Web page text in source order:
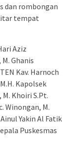
dan rombongan
tempat
Aziz
Ghanis
Kav. Harnoch
Kapolsek
M. Khoiri S.Pt.
Winongan, M.
Yakin Al Fatik
Puskesmas